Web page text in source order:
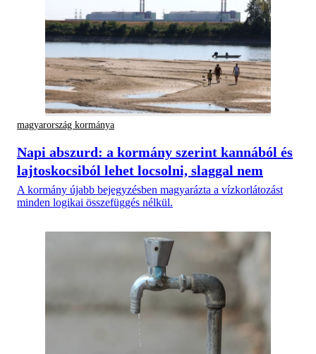
magyarország kormánya
Napi abszurd: a kormány szerint kannából és
lajtoskocsiból lehet locsolni, slaggal nem
A kormány újabb bejegyzésben magyarázta a vízkorlátozást
minden logikai összefüggés nélkül.